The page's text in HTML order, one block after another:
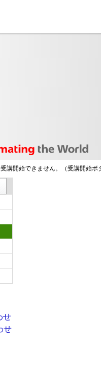
受講開始できません。（受講開始ボ